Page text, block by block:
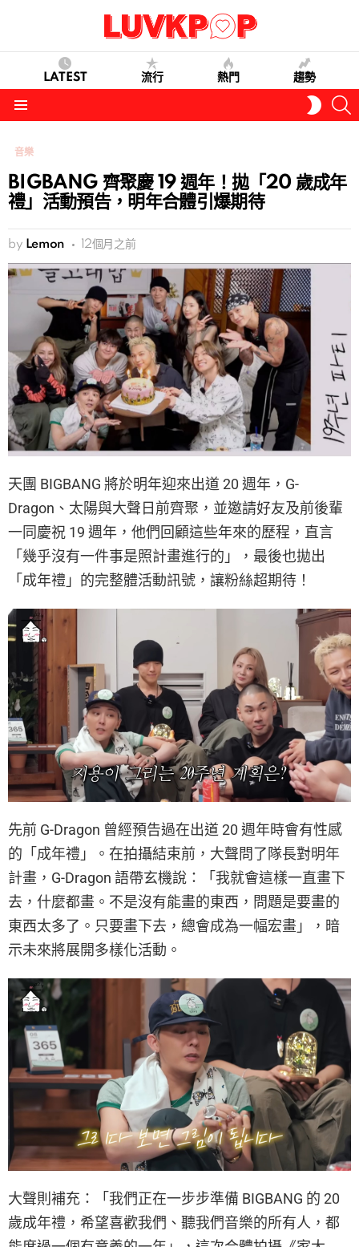
LATEST 流行 熱門 趨勢
SKIN
音樂
BIGBANG 齊聚慶 19 週年！拋「20 歲成年
禮」活動預告，明年合體引爆期待
by Lemon 12個月之前
天團 BIGBANG 將於明年迎來出道 20 週年，G-
Dragon、太陽與大聲日前齊聚，並邀請好友及前後輩
一同慶祝 19 週年，他們回顧這些年來的歷程，直言
「幾乎沒有一件事是照計畫進行的」，最後也拋出
「成年禮」的完整體活動訊號，讓粉絲超期待！
先前 G-Dragon 曾經預告過在出道 20 週年時會有性感
的「成年禮」。在拍攝結束前，大聲問了隊長對明年
計畫，G-Dragon 語帶玄機說：「我就會這樣一直畫下
去，什麼都畫。不是沒有能畫的東西，問題是要畫的
東西太多了。只要畫下去，總會成為一幅宏畫」，暗
示未來將展開多樣化活動。
大聲則補充：「我們正在一步步準備 BIGBANG 的 20
歲成年禮，希望喜歡我們、聽我們音樂的所有人，都